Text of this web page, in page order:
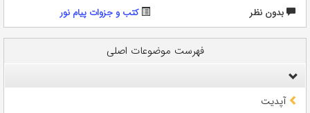
بدون نظر
کتب و جزوات پیام نور
فهرست موضوعات اصلی
آپدیت